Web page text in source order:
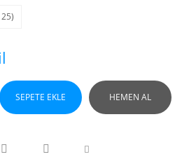
SEPETE EKLE HEMEN AL